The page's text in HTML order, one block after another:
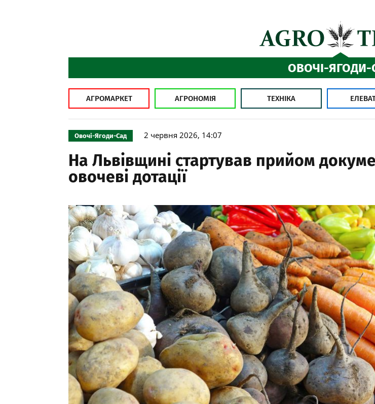
ОВОЧІ-ЯГОДИ-
АГРОМАРКЕТ АГРОНОМІЯ ТЕХНІКА
Овочі-Ягоди-Сад 2 червня 2026, 14:07
На Львівщині стартував прийом
овочеві дотації